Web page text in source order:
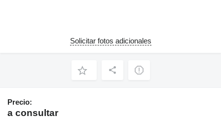
Solicitar fotos adicionales
Precio:
a consultar